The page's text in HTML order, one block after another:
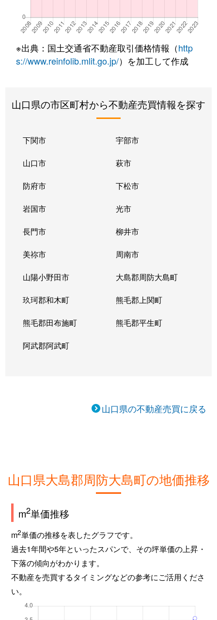
※出典：国土交通省不動産取引価格情報（http
s://www.reinfolib.mlit.go.jp/）を加工して作成
山口県の市区町村から不動産売買情報を探す
下関市 宇部市
山口市 萩市
防府市 下松市
岩国市 光市
長門市 柳井市
美祢市 周南市
山陽小野田市 大島郡周防大島町
玖珂郡和木町 熊毛郡上関町
熊毛郡田布施町 熊毛郡平生町
阿武郡阿武町
山口県の不動産売買に戻る
山口県大島郡周防大島町の地価推移
m2単価推移
m2単価の推移を表したグラフです。
過去1年間や5年といったスパンで、その坪単価の上昇・
下落の傾向がわかります。
不動産を売買するタイミングなどの参考にご活用くださ
い。